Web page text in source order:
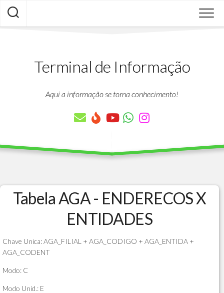
Skip
content
Terminal de Informação
Aqui a informação se torna conhecimento!
Tabela AGA - ENDERECOS X
ENTIDADES
Chave Unica: AGA_FILIAL + AGA_CODIGO + AGA_ENTIDA +
AGA_CODENT
Modo: C
Modo Unid.: E